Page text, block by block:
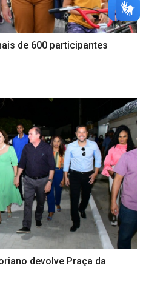
de 600 participantes
devolve Praça da